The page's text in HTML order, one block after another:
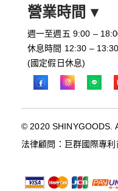
營業時間 ▾
週一至週五 9:00 –
休息時間 12:30 – 13:30
(國定假日休息)
© 2020 SHINYGOODS.
法律顧問：巨群國際專